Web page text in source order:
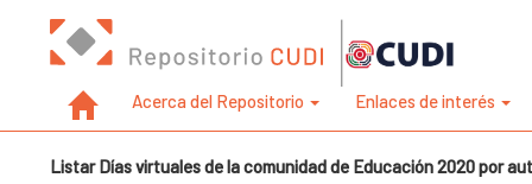
Acerca del Repositorio Enlaces de interés
Listar Días virtuales de la comunidad de Educación 2020 por